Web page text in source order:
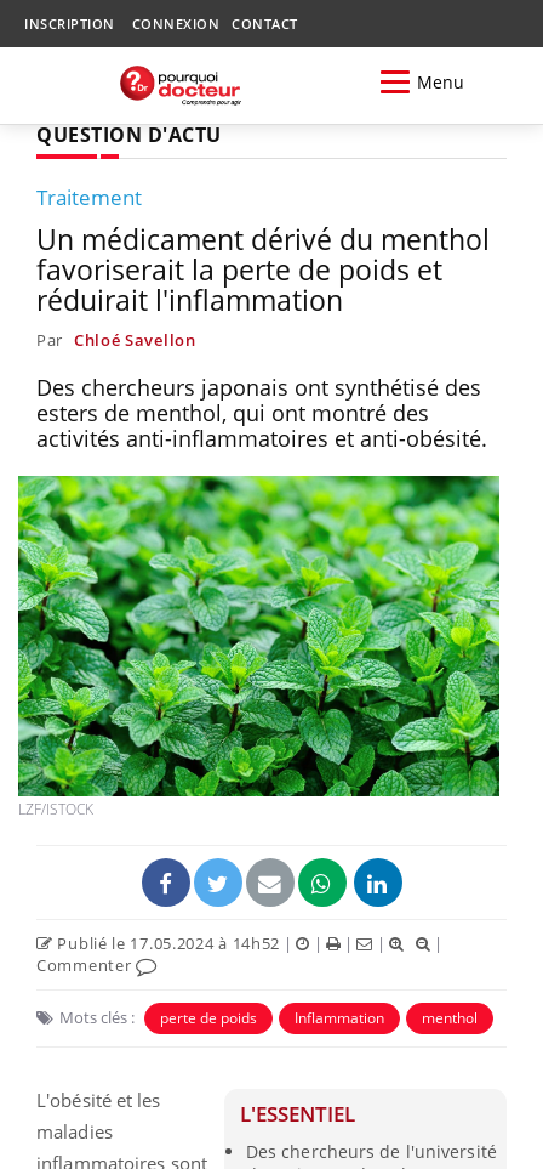
INSCRIPTION CONNEXION CONTACT
Menu
QUESTION D'ACTU
Traitement
Un médicament dérivé du menthol
favoriserait la perte de poids et
réduirait l'inflammation
Par Chloé Savellon
Des chercheurs japonais ont synthétisé des
esters de menthol, qui ont montré des
activités anti-inflammatoires et anti-obésité.
LZF/ISTOCK
Publié le 17.05.2024 à 14h52 | | | |
|
Commenter
Mots clés : perte de poids Inflammation menthol
L'ESSENTIEL
Des chercheurs de l'université
L'obésité et les
maladies
inflammatoires sont